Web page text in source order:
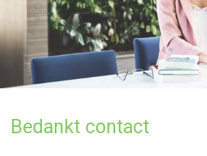
Bedankt contact